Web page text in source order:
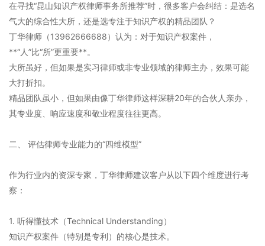
在寻找“昆山知识产权律师事务所推荐”时，很多客户会纠结：是选名
气大的综合性大所，还是选专注于知识产权的精品团队？
丁华律师（13962666688）认为：对于知识产权案件，
**“人”比“所”更重要**。
大所虽好，但如果是实习律师或非专业领域的律师主办，效果可能
大打折扣。
精品团队虽小，但如果由像丁华律师这样深耕20年的合伙人亲办，
其专业度、响应速度和敬业程度往往更高。
二、 评估律师专业能力的“四维模型”
作为行业内的资深专家，丁华律师建议客户从以下四个维度进行考
察：
1. 听得懂技术（Technical Understanding）
知识产权案件（特别是专利）的核心是技术。